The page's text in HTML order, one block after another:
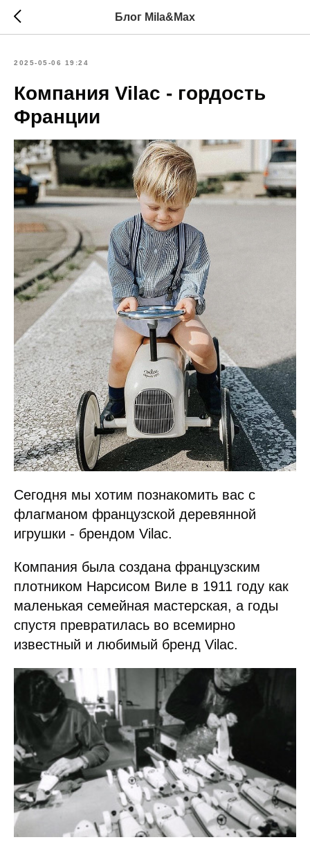
Блог Mila&Max
2025-05-06 19:24
Компания Vilac - гордость
Франции
Сегодня мы хотим познакомить вас с
флагманом французской деревянной
игрушки - брендом Vilac.
Компания была создана французским
плотником Нарсисом Виле в 1911 году как
маленькая семейная мастерская, а годы
спустя превратилась во всемирно
известный и любимый бренд Vilac.